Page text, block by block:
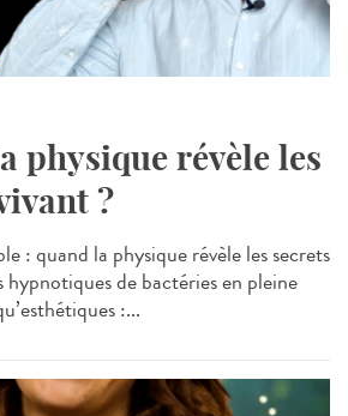
physique révèle les
?
: quand la physique révèle les secrets
hypnotiques de bactéries en pleine
:...